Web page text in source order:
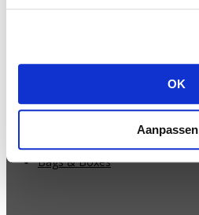
OK
Aanpassen
Strings
Ribbons
Table runners & Fabrics
Bags & Boxes